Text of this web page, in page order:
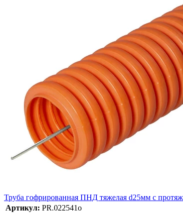
Труба гофрированная ПНД тяжелая d25мм с
Артикул: PR.022541о